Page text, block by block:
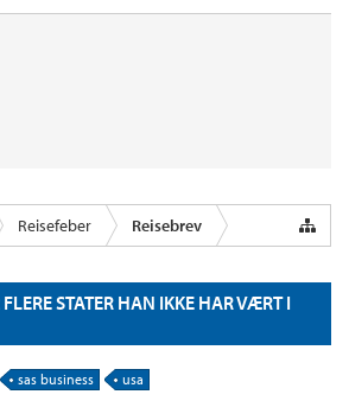
Reisefeber Reisebrev
STATER HAN IKKE HAR VÆRT I
sas business usa